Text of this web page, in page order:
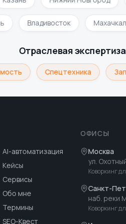
Владивосток
Отраслевая экспертиза
Спецтехника
AI-автоматизация
Кейсы
Сервисы
Обо мне
Термины
SEO-Квест
ОФИСЫ
Москва
ул.
Коворкинг
Санкт-
наб. реки
Коворкинг